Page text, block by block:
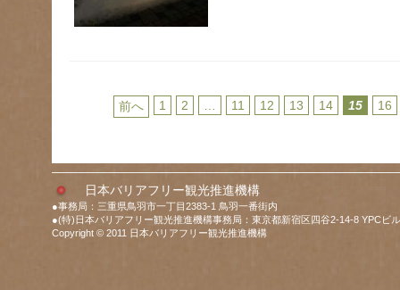
前へ 1 2 11 12 13 14 15 16
日本バリアフリー観光推進機構
●事務局：三重県鳥羽市一丁目2383-1 鳥羽一番街内
●(特)日本バリアフリー観光推進機構事務局：東京都新宿区四谷2-14-8 YPCビ
Copyright © 2011 日本バリアフリー観光推進機構